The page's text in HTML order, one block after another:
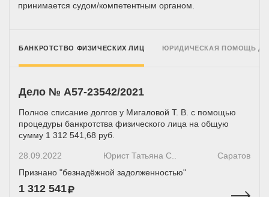
принимается судом/компетентным органом.
БАНКРОТСТВО ФИЗИЧЕСКИХ ЛИЦ ЮРИДИЧЕСКАЯ ПОМОЩЬ
Дело № А57-23542/2021
Полное списание долгов у Мигаловой Т. В. с помощью
процедуры банкротства физического лица на общую
сумму 1 312 541,68 руб.
28.09.2022 Юрист Татьяна С..
Саратов
Признано "безнадёжной задолженностью"
1 312 541